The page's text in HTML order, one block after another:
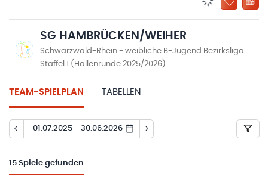
ZU
SG HAMBRÜCKEN/WEIHER
Schwarzwald-Rhein - weibliche B-Jugend Bezirksliga
Staffel 1 (Hallenrunde 2025/2026)
TEAM-SPIELPLAN TABELLEN
01.07.2025 - 30.06.2026
15 Spiele gefunden